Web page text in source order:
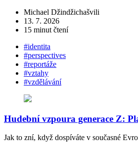
Michael Džindžichašvili
13. 7. 2026
15 minut čtení
#identita
#perspectives
#reportáže
#vztahy
#vzdělávání
Hudební vzpoura generace Z:
Jak to zní, když dospíváte v současné